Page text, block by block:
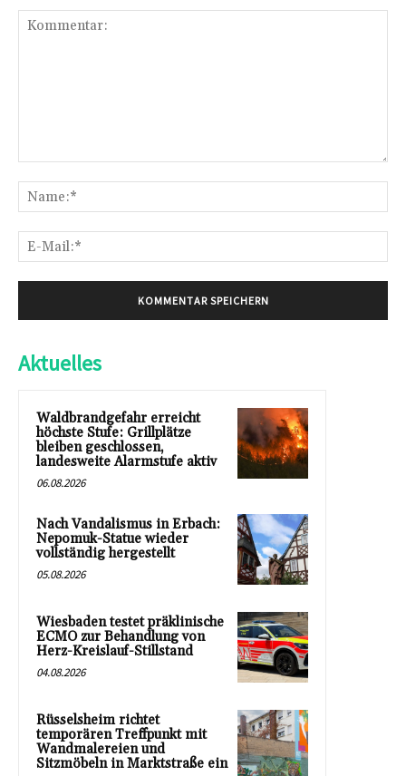
Aktuelles
Waldbrandgefahr erreicht
höchste Stufe: Grillplätze
bleiben geschlossen,
landesweite Alarmstufe aktiv
06.08.2026
Nach Vandalismus in Erbach:
Nepomuk-Statue wieder
vollständig hergestellt
05.08.2026
Wiesbaden testet präklinische
ECMO zur Behandlung von
Herz-Kreislauf-Stillstand
04.08.2026
Rüsselsheim richtet
temporären Treffpunkt mit
Wandmalereien und
Sitzmöbeln in Marktstraße ein